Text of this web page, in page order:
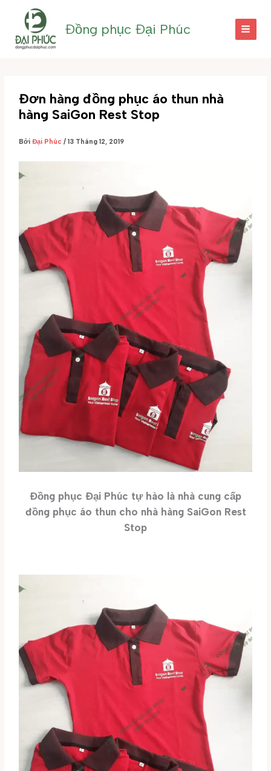
dung
Đồng phục Đại Phúc
Đơn hàng đồng phục áo thun nhà
hàng SaiGon Rest Stop
BởiĐại Phúc/13 Tháng 12, 2019
Đồng phục Đại Phúc tự hào là nhà cung cấp
đồng phục áo thun cho nhà hàng SaiGon Rest
Stop